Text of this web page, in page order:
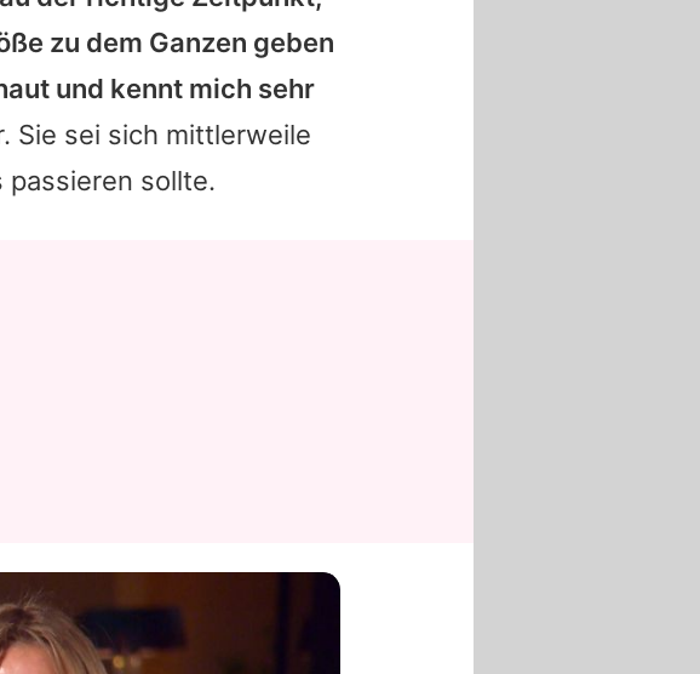
zu dem Ganzen geben
und kennt mich sehr
Sie sei sich mittlerweile
passieren sollte.